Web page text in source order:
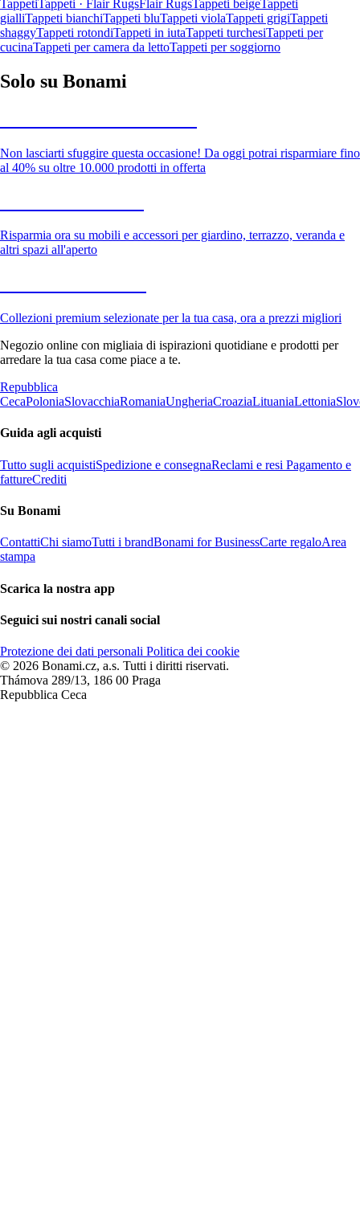
TappetiTappeti · Flair RugsFlair RugsTappeti beigeTappeti
gialliTappeti bianchiTappeti bluTappeti violaTappeti grigiTappeti
shaggyTappeti rotondiTappeti in iutaTappeti turchesiTappeti per
cucinaTappeti per camera da lettoTappeti per soggiorno
Solo su Bonami
Non lasciarti sfuggire questa occasione! Da oggi potrai risparmiare fino
al 40% su oltre 10.000 prodotti in offerta
Risparmia ora su mobili e accessori per giardino, terrazzo, veranda e
altri spazi all'aperto
Collezioni premium selezionate per la tua casa, ora a prezzi migliori
Negozio online con migliaia di ispirazioni quotidiane e prodotti per
arredare la tua casa come piace a te.
Repubblica
CecaPoloniaSlovacchiaRomaniaUngheriaCroaziaLituaniaLettonia
Guida agli acquisti
Tutto sugli acquistiSpedizione e consegnaReclami e resi Pagamento e
fattureCrediti
Su Bonami
ContattiChi siamoTutti i brandBonami for BusinessCarte regaloArea
stampa
Scarica la nostra app
Seguici sui nostri canali social
Protezione dei dati personali Politica dei cookie
© 2026 Bonami.cz, a.s. Tutti i diritti riservati.
Thámova 289/13, 186 00 Praga
Repubblica Ceca